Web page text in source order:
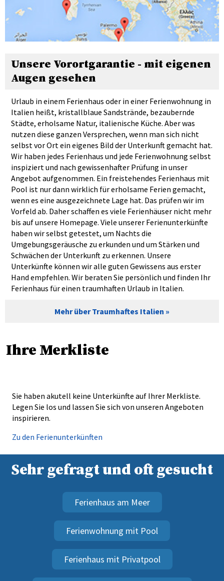
Unsere Vorortgarantie - mit eigenen
Augen gesehen
Urlaub in einem Ferienhaus oder in einer Ferienwohnung in
Italien heißt, kristallblaue Sandstrände, bezaubernde
Städte, erholsame Natur, italienische Küche. Aber was
nutzen diese ganzen Versprechen, wenn man sich nicht
selbst vor Ort ein eigenes Bild der Unterkunft gemacht hat.
Wir haben jedes Ferienhaus und jede Ferienwohnung selbst
inspiziert und nach gewissenhafter Prüfung in unser
Angebot aufgenommen. Ein freistehendes Ferienhaus mit
Pool ist nur dann wirklich für erholsame Ferien gemacht,
wenn es eine ausgezeichnete Lage hat. Das prüfen wir im
Vorfeld ab. Daher schaffen es viele Ferienhäuser nicht mehr
bis auf unsere Homepage. Viele unserer Ferienunterkünfte
haben wir selbst getestet, um Nachts die
Umgebungsgeräusche zu erkunden und um Stärken und
Schwächen der Unterkunft zu erkennen. Unsere
Unterkünfte können wir alle guten Gewissens aus erster
Hand empfehlen. Wir beraten Sie persönlich und finden Ihr
Ferienhaus für einen traumhaften Urlaub in Italien.
Mehr über Traumhaftes Italien
Ihre Merkliste
Sie haben akutell keine Unterkünfte auf Ihrer Merkliste.
Legen Sie los und lassen Sie sich von unseren Angeboten
inspirieren.
Zu den Ferienunterkünften
Sehr gefragt und oft gesucht
Ferienhaus am Meer
Ferienwohnung mit Pool
Ferienhaus mit Privatpool